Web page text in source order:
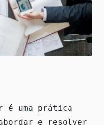
é uma prática
e resolver